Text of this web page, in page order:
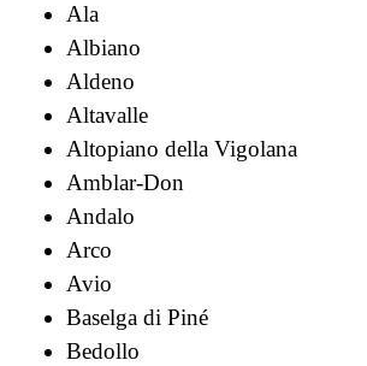
Ala
Albiano
Aldeno
Altavalle
Altopiano della Vigolana
Amblar-Don
Andalo
Arco
Avio
Baselga di Piné
Bedollo